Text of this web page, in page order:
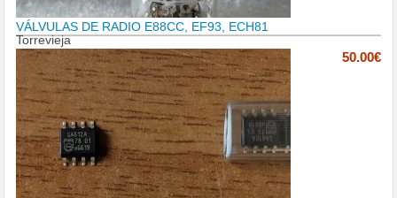
VÁLVULAS DE RADIO E88CC, EF93, ECH81
Torrevieja
50.00€